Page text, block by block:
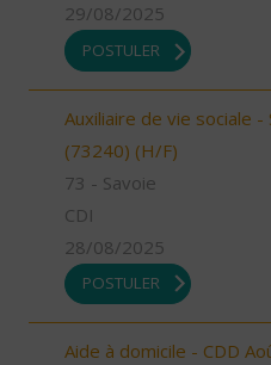
29/08/2025
POSTULER
Auxiliaire de vie sociale
(73240) (H/F)
73 - Savoie
CDI
28/08/2025
POSTULER
Aide à domicile - CDD